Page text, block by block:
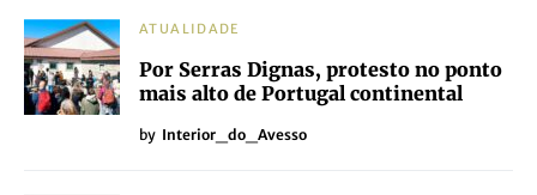
ATUALIDADE
Por Serras Dignas, protesto no ponto
mais alto de Portugal continental
by Interior_do_Avesso